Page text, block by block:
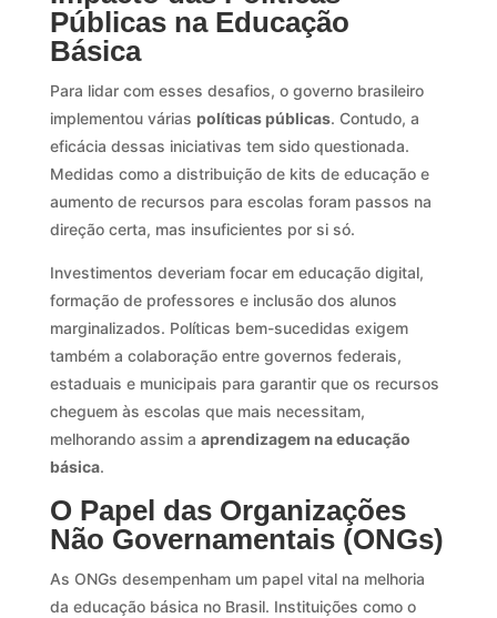
Públicas na Educação
Básica
Para lidar com esses desafios, o governo brasileiro
implementou várias políticas públicas. Contudo, a
eficácia dessas iniciativas tem sido questionada.
Medidas como a distribuição de kits de educação e
aumento de recursos para escolas foram passos na
direção certa, mas insuficientes por si só.
Investimentos deveriam focar em educação digital,
formação de professores e inclusão dos alunos
marginalizados. Políticas bem-sucedidas exigem
também a colaboração entre governos federais,
estaduais e municipais para garantir que os recursos
cheguem às escolas que mais necessitam,
melhorando assim a aprendizagem na educação
básica.
O Papel das Organizações
Não Governamentais (ONGs)
As ONGs desempenham um papel vital na melhoria
da educação básica no Brasil. Instituições como o